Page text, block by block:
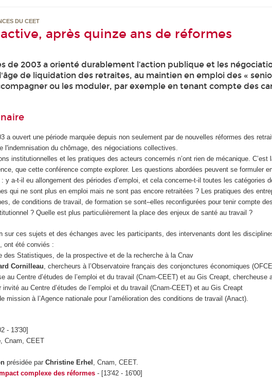
DU CEET
après quinze ans de réformes
de 2003 a orienté durablement l’action publique et les
de liquidation des retraites, au maintien en emploi des «
ou les moduler, par exemple en tenant compte des
a ouvert une période marquée depuis non seulement par de nouvelles réformes des
l'indemnisation du chômage, des négociations collectives.
institutionnelles et les pratiques des acteurs concernés n’ont rien de mécanique.
que cette conférence compte explorer. Les questions abordées peuvent se formuler
y a-t-il eu allongement des périodes d’emploi, et cela concerne-t-il toutes les catégories
qui ne sont plus en emploi mais ne sont pas encore retraitées ? Les pratiques des
de conditions de travail, de formation se sont–elles reconfigurées pour tenir compte
? Quelle est plus particulièrement la place des enjeux de santé au travail ?
sur ces sujets et des échanges avec les participants, des intervenants dont les
ont été conviés :
des Statistiques, de la prospective et de la recherche à la Cnav
Cornilleau , chercheurs à l’Observatoire français des conjonctures économiques
au Centre d’études de l’emploi et du travail (Cnam-CEET) et au Gis Creapt, chercheuse
invité au Centre d’études de l’emploi et du travail (Cnam-CEET) et au Gis Creapt
mission à l’Agence nationale pour l’amélioration des conditions de travail (Anact).
- 13'30]
, Cnam, CEET
présidée par Christine Erhel , Cnam, CEET.
complexe des réformes- [13'42 - 16'00]